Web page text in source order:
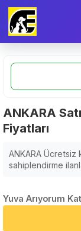
ANKARA
Fiyatları
ANKARA
sahiplendirme
Yuva Arıyorum